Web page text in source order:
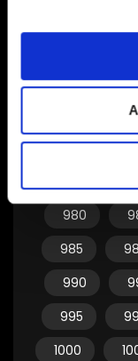
960
970
980
985
990
995
1000